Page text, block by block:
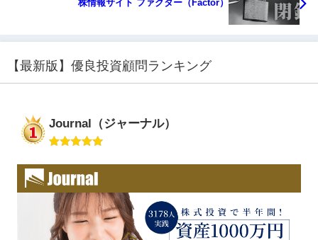
株情報サイト ファクター（Factor）
【最新版】優良投資顧問ランキング
Journal（ジャーナル）